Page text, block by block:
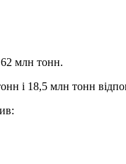
млн тонн.
і 18,5 млн тонн